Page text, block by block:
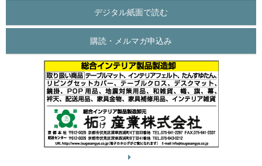
デジタル紙面で読む
購読・メルマガ申込み